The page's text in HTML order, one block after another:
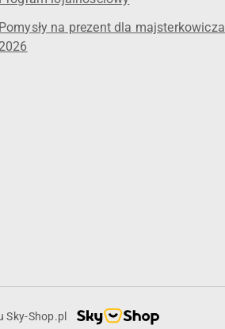
Pomysły na prezent dla majsterkowicza
Sky-Shop.pl